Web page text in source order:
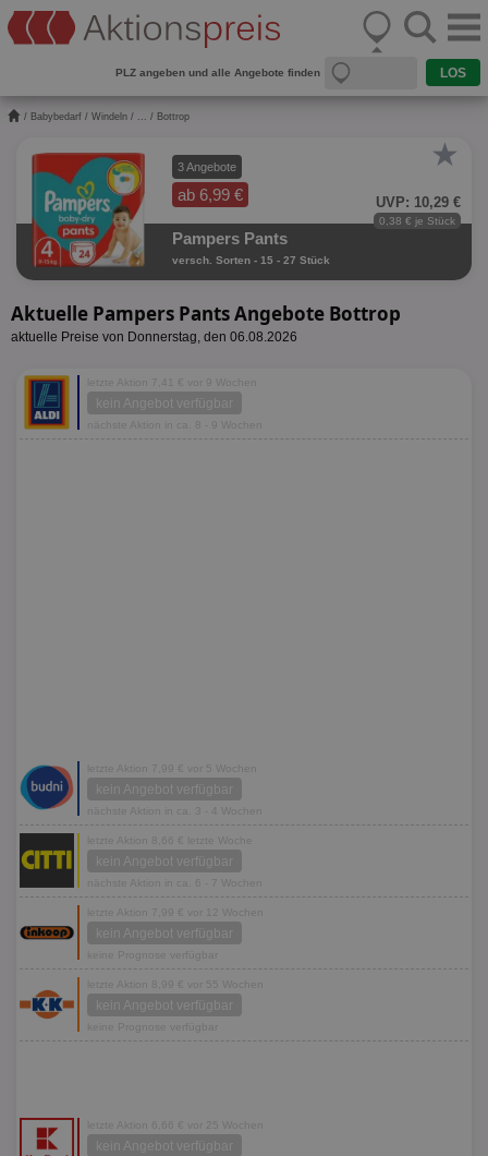
PLZ angeben und alle Angebote finden
/ Babybedarf / Windeln / ... / Bottrop
3 Angebote
ab 6,99 €
★
UVP: 10,29 €
0,38 € je Stück
Pampers Pants
versch. Sorten - 15 - 27 Stück
Aktuelle Pampers Pants Angebote Bottrop
aktuelle Preise von Donnerstag, den 06.08.2026
letzte Aktion 7,41 € vor 9 Wochen
kein Angebot verfügbar
nächste Aktion in ca. 8 - 9 Wochen
letzte Aktion 7,99 € vor 5 Wochen
kein Angebot verfügbar
nächste Aktion in ca. 3 - 4 Wochen
letzte Aktion 8,66 € letzte Woche
kein Angebot verfügbar
nächste Aktion in ca. 6 - 7 Wochen
letzte Aktion 7,99 € vor 12 Wochen
kein Angebot verfügbar
keine Prognose verfügbar
letzte Aktion 8,99 € vor 55 Wochen
kein Angebot verfügbar
keine Prognose verfügbar
letzte Aktion 6,66 € vor 25 Wochen
kein Angebot verfügbar